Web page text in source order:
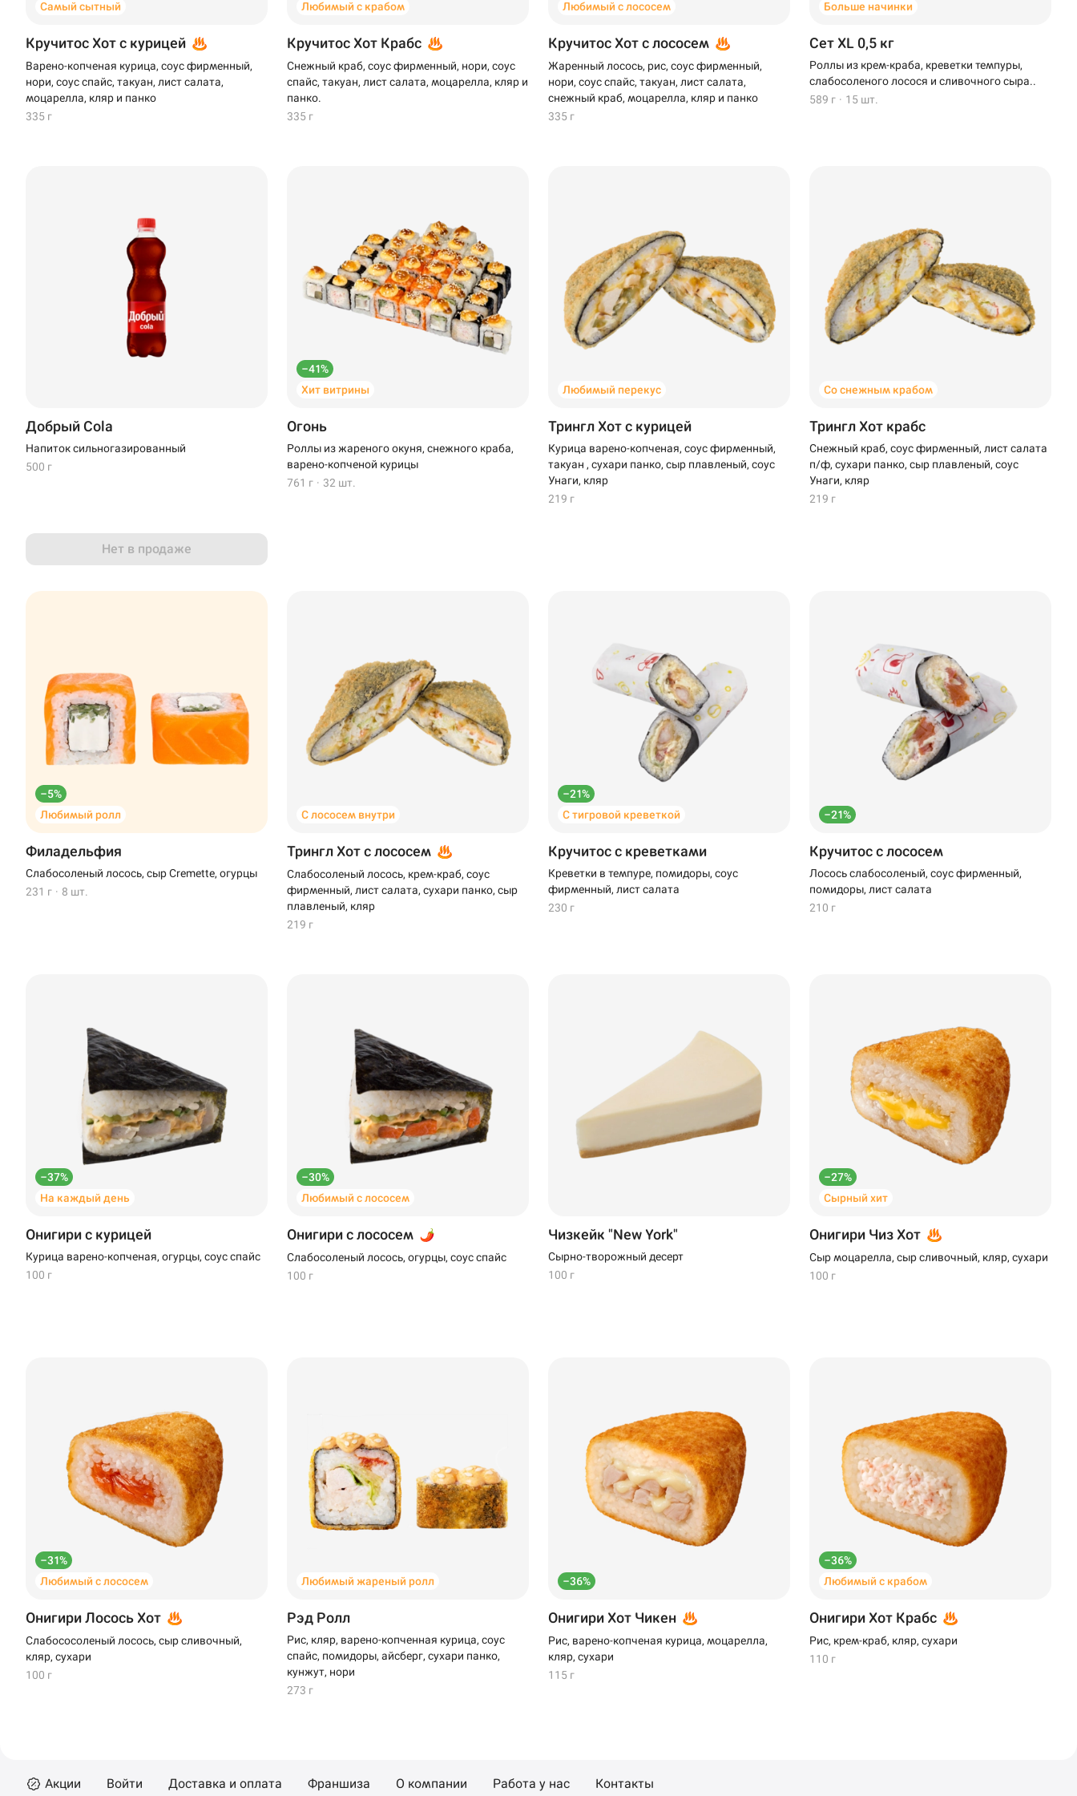
Самый сытный
Кручитос Хот с курицей
Варено-копченая курица, соус фирменный,
нори, соус спайс, такуан, лист салата,
моцарелла, кляр и панко
335 г
Любимый с крабом
Кручитос Хот Крабс
Снежный краб, соус фирменный, нори, соус
спайс, такуан, лист салата, моцарелла, кляр и
панко.
335 г
Любимый с лососем
Кручитос Хот с лососем
Жаренный лосось, рис, соус фирменный,
нори, соус спайс, такуан, лист салата,
снежный краб, моцарелла, кляр и панко
335 г
Больше начинки
Сет XL 0,5 кг
Роллы из крем-краба, креветки темпуры,
слабосоленого лосося и сливочного сыра..
589 г · 15 шт.
Добрый Cola
Напиток сильногазированный
500 г
Нет в продаже
–41%
Хит витрины
Огонь
Роллы из жареного окуня, снежного краба,
варено-копченой курицы
761 г · 32 шт.
Любимый перекус
Трингл Хот с курицей
Курица варено-копченая, соус фирменный,
такуан , сухари панко, сыр плавленый, соус
Унаги, кляр
219 г
Со снежным крабом
Трингл Хот крабс
Снежный краб, соус фирменный, лист салата
п/ф, сухари панко, сыр плавленый, соус
Унаги, кляр
219 г
–5%
Любимый ролл
Филадельфия
Слабосоленый лосось, сыр Cremette, огурцы
231 г · 8 шт.
С лососем внутри
Трингл Хот с лососем
Слабосоленый лосось, крем-краб, соус
фирменный, лист салата, сухари панко, сыр
плавленый, кляр
219 г
–21%
С тигровой креветкой
Кручитос с креветками
Креветки в темпуре, помидоры, соус
фирменный, лист салата
230 г
–21%
Кручитос с лососем
Лосось слабосоленый, соус фирменный,
помидоры, лист салата
210 г
–37%
На каждый день
Онигири с курицей
Курица варено-копченая, огурцы, соус спайс
100 г
–30%
Любимый с лососем
Онигири с лососем
Слабосоленый лосось, огурцы, соус спайс
100 г
Чизкейк "New York"
Сырно-творожный десерт
100 г
–27%
Сырный хит
Онигири Чиз Хот
Сыр моцарелла, сыр сливочный, кляр, сухари
100 г
–31%
Любимый с лососем
Онигири Лосось Хот
Слабососоленый лосось, сыр сливочный,
кляр, сухари
100 г
Любимый жареный ролл
Рэд Ролл
Рис, кляр, варено-копченная курица, соус
спайс, помидоры, айсберг, сухари панко,
кунжут, нори
273 г
–36%
Онигири Хот Чикен
Рис, варено-копченая курица, моцарелла,
кляр, сухари
115 г
–36%
Любимый с крабом
Онигири Хот Крабс
Рис, крем-краб, кляр, сухари
110 г
Акции Войти Доставка и оплата Франшиза О компании Работа у нас Контакты
Стерлитамак
99 ₽